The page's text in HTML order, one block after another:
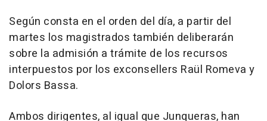
Según consta en el orden del día, a partir del
martes los magistrados también deliberarán
sobre la admisión a trámite de los recursos
interpuestos por los exconsellers Raül Romeva y
Dolors Bassa.
Ambos dirigentes, al igual que Junqueras, han